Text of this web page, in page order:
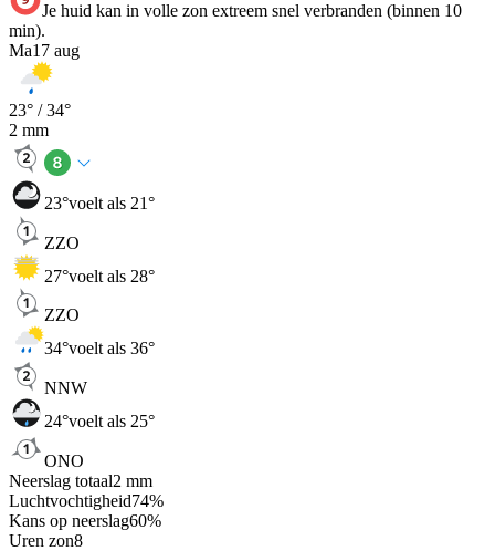
Je huid kan in volle zon extreem snel verbranden (binnen 10
min).
Ma17 aug
23° /34°
2 mm
23°voelt als 21°
ZZO
27°voelt als 28°
ZZO
34°voelt als 36°
NNW
24°voelt als 25°
ONO
Neerslag totaal2 mm
Luchtvochtigheid74%
Kans op neerslag60%
Uren zon8